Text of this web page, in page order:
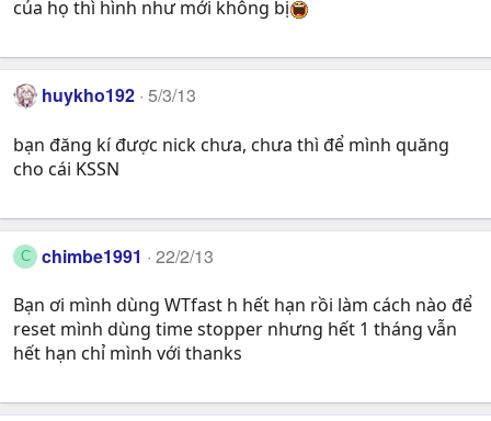
của họ thì hình như mới không bị
huykho192 5/3/13
bạn đăng kí được nick chưa, chưa thì để mình quăng
cho cái KSSN
C chimbe1991 22/2/13
Bạn ơi mình dùng WTfast h hết hạn rồi làm cách nào để
reset mình dùng time stopper nhưng hết 1 tháng vẫn
hết hạn chỉ mình với thanks